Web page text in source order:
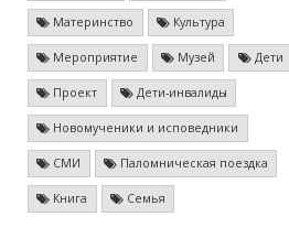
Материнство Культура
Мероприятие Музей Дети
Проект Дети-инвалиды
Новомученики и исповедники
СМИ Паломническая поездка
Книга Семья